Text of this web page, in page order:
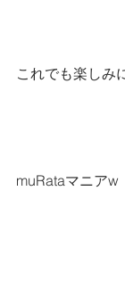
これでも楽しみ
muRataマニアw